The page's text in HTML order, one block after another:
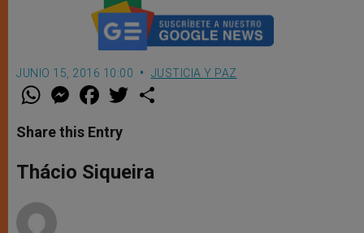
JUNIO 15, 2016 10:00 JUSTICIA Y PAZ
W
t
s
p
p
M
e
s
e
g
e
F
a
e
b
o
k
w
r
Share this Entry
Thácio Siqueira